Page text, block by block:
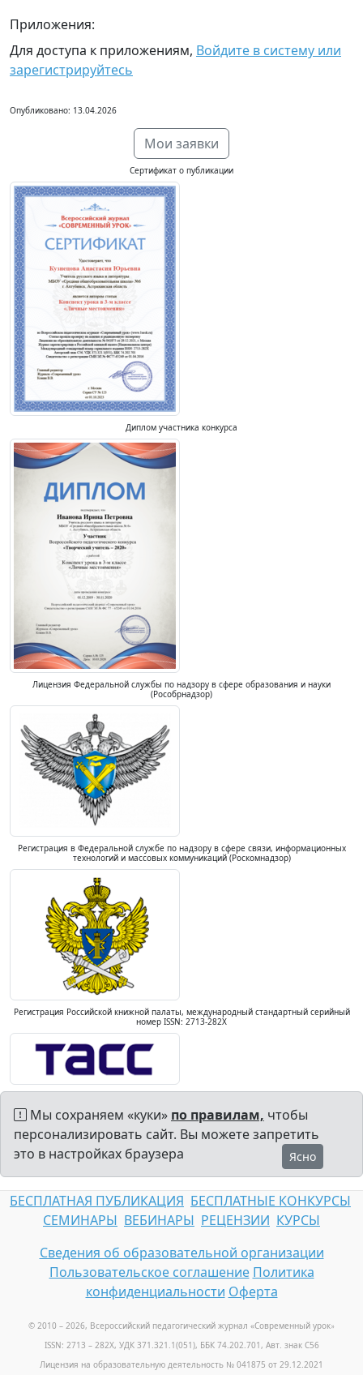
Приложения:
Для доступа к приложениям, Войдите в систему или
зарегистрируйтесь
Опубликовано: 13.04.2026
Мои заявки
Сертификат о публикации
Диплом участника конкурса
Лицензия Федеральной службы по надзору в сфере образования и науки
(Рособрнадзор)
Регистрация в Федеральной службе по надзору в сфере связи, информационных
технологий и массовых коммуникаций (Роскомнадзор)
Регистрация Российской книжной палаты, международный стандартный серийный
номер ISSN: 2713-282X
Мы сохраняем «куки» по правилам, чтобы
персонализировать сайт. Вы можете запретить
это в настройках браузера
Ясно
БЕСПЛАТНАЯ ПУБЛИКАЦИЯ БЕСПЛАТНЫЕ КОНКУРСЫ
СЕМИНАРЫ ВЕБИНАРЫ РЕЦЕНЗИИ КУРСЫ
Сведения об образовательной организации
Пользовательское соглашение Политика
конфиденциальности Оферта
© 2010 – 2026, Всероссийский педагогический журнал «Современный урок»
ISSN: 2713 – 282X, УДК 371.321.1(051), ББК 74.202.701, Авт. знак С56
Лицензия на образовательную деятельность № 041875 от 29.12.2021